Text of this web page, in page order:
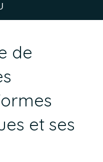
de
et ses